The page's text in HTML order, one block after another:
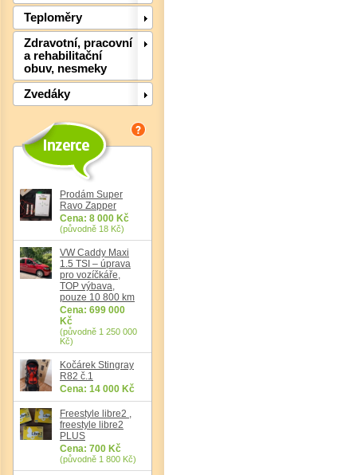
Teploměry
Zdravotní, pracovní
a rehabilitační
obuv, nesmeky
Zvedáky
Prodám Super
Ravo Zapper
Cena: 8 000 Kč
(původně 18 Kč)
VW Caddy Maxi
1.5 TSI – úprava
pro vozíčkáře,
TOP výbava,
pouze 10 800 km
Cena: 699 000
Kč
(původně 1 250 000
Kč)
Kočárek Stingray
R82 č.1
Cena: 14 000 Kč
Freestyle libre2 ,
freestyle libre2
PLUS
Cena: 700 Kč
(původně 1 800 Kč)